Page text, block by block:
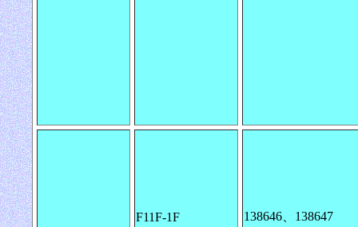
F11F-1F 138646、138647